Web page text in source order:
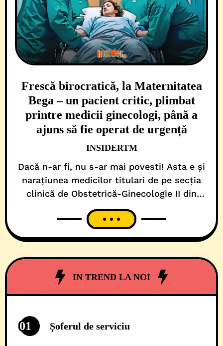
Frescă birocratică, la Maternitatea
Bega – un pacient critic, plimbat
printre medicii ginecologi, până a
ajuns să fie operat de urgență
INSIDERTM
Dacă n-ar fi, nu s-ar mai povesti! Asta e și
narațiunea medicilor titulari de pe secția
clinică de Obstetrică-Ginecologie II din
cadrul Maternității Bega acolo unde, zi de
zi, se (re)scriu noi pagini de aur din trilogia
vorbim despre o cronică medicală, regizată
IN TREND LA NOI
01 Șoferul de serviciu